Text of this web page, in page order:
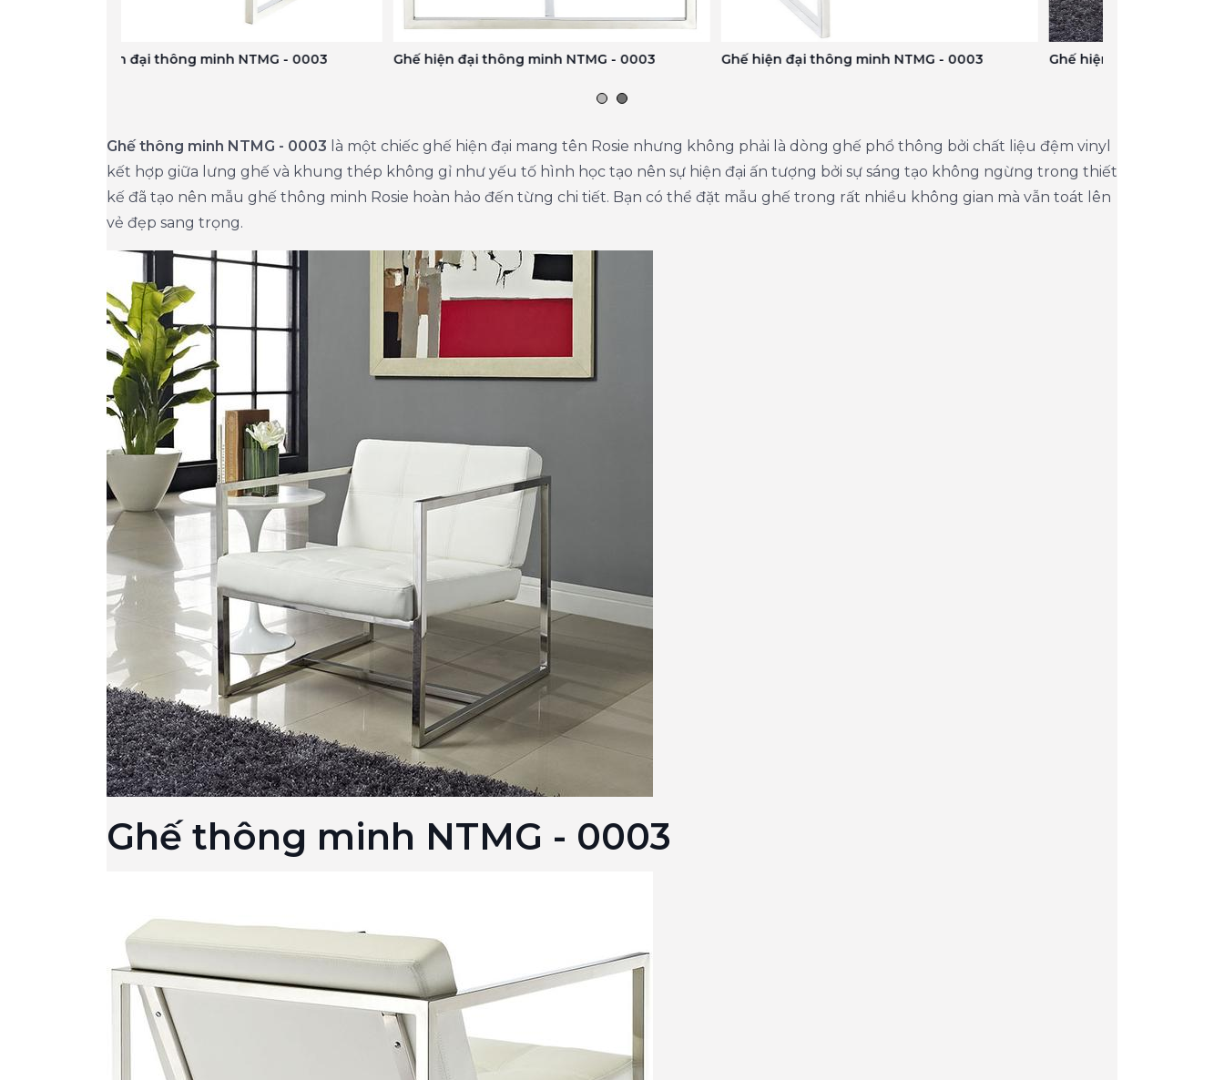
Ghế hiện đại thông minh NTMG - 0003 Ghế hiện đại thông minh NTMG - 0003 Ghế hiện đại thông minh NTMG - 0003
Ghế thông minh NTMG - 0003 là một chiếc ghế hiện đại mang tên Rosie nhưng không phải là dòng ghế phổ thông bởi chất liệu đệm vinyl
kết hợp giữa lưng ghế và khung thép không gỉ như yếu tố hình học tạo nên sự hiện đại ấn tượng bởi sự sáng tạo không ngừng trong thiết
kế đã tạo nên mẫu ghế thông minh Rosie hoàn hảo đến từng chi tiết. Bạn có thể đặt mẫu ghế trong rất nhiều không gian mà vẫn toát lên
vẻ đẹp sang trọng.
Ghế thông minh NTMG - 0003